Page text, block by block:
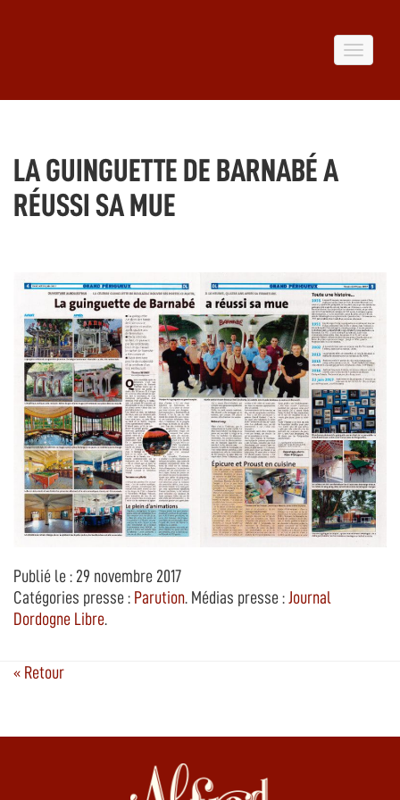
Toggle
LA GUINGUETTE DE BARNABÉ A
RÉUSSI SA MUE
Publié le : 29 novembre 2017
Catégories presse : Parution. Médias presse : Journal
Dordogne Libre.
« Retour